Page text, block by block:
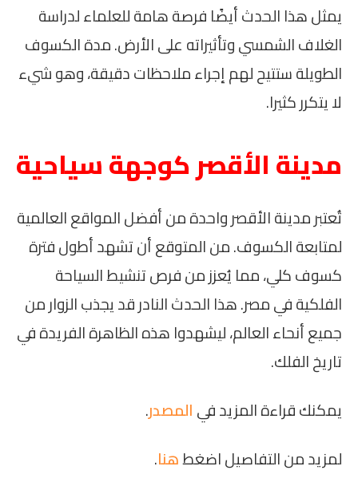
يمثل هذا الحدث أيضًا فرصة هامة للعلماء لدراسة
الغلاف الشمسي وتأثيراته على الأرض. مدة الكسوف
الطويلة ستتيح لهم إجراء ملاحظات دقيقة، وهو شيء
لا يتكرر كثيرا.
مدينة الأقصر كوجهة سياحية
تُعتبر مدينة الأقصر واحدة من أفضل المواقع العالمية
لمتابعة الكسوف. من المتوقع أن تشهد أطول فترة
كسوف كلي، مما يُعزز من فرص تنشيط السياحة
الفلكية في مصر. هذا الحدث النادر قد يجذب الزوار من
جميع أنحاء العالم، ليشهدوا هذه الظاهرة الفريدة في
تاريخ الفلك.
يمكنك قراءة المزيد فيالمصدر.
لمزيد من التفاصيل اضغطهنا.